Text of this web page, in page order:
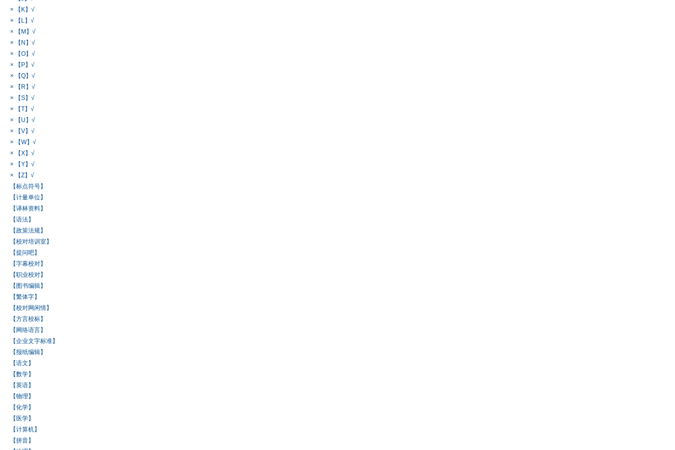
× 【K】√
× 【L】√
× 【M】√
× 【N】√
× 【O】√
× 【P】√
× 【Q】√
× 【R】√
× 【S】√
× 【T】√
× 【U】√
× 【V】√
× 【W】√
× 【X】√
× 【Y】√
× 【Z】√
【标点符号】
【计量单位】
【译林资料】
【语法】
【政策法规】
【校对培训室】
【提问吧】
【字幕校对】
【职业校对】
【图书编辑】
【繁体字】
【校对网闲情】
【方言校标】
【网络语言】
【企业文字标准】
【报纸编辑】
【语文】
【数学】
【英语】
【物理】
【化学】
【医学】
【计算机】
【拼音】